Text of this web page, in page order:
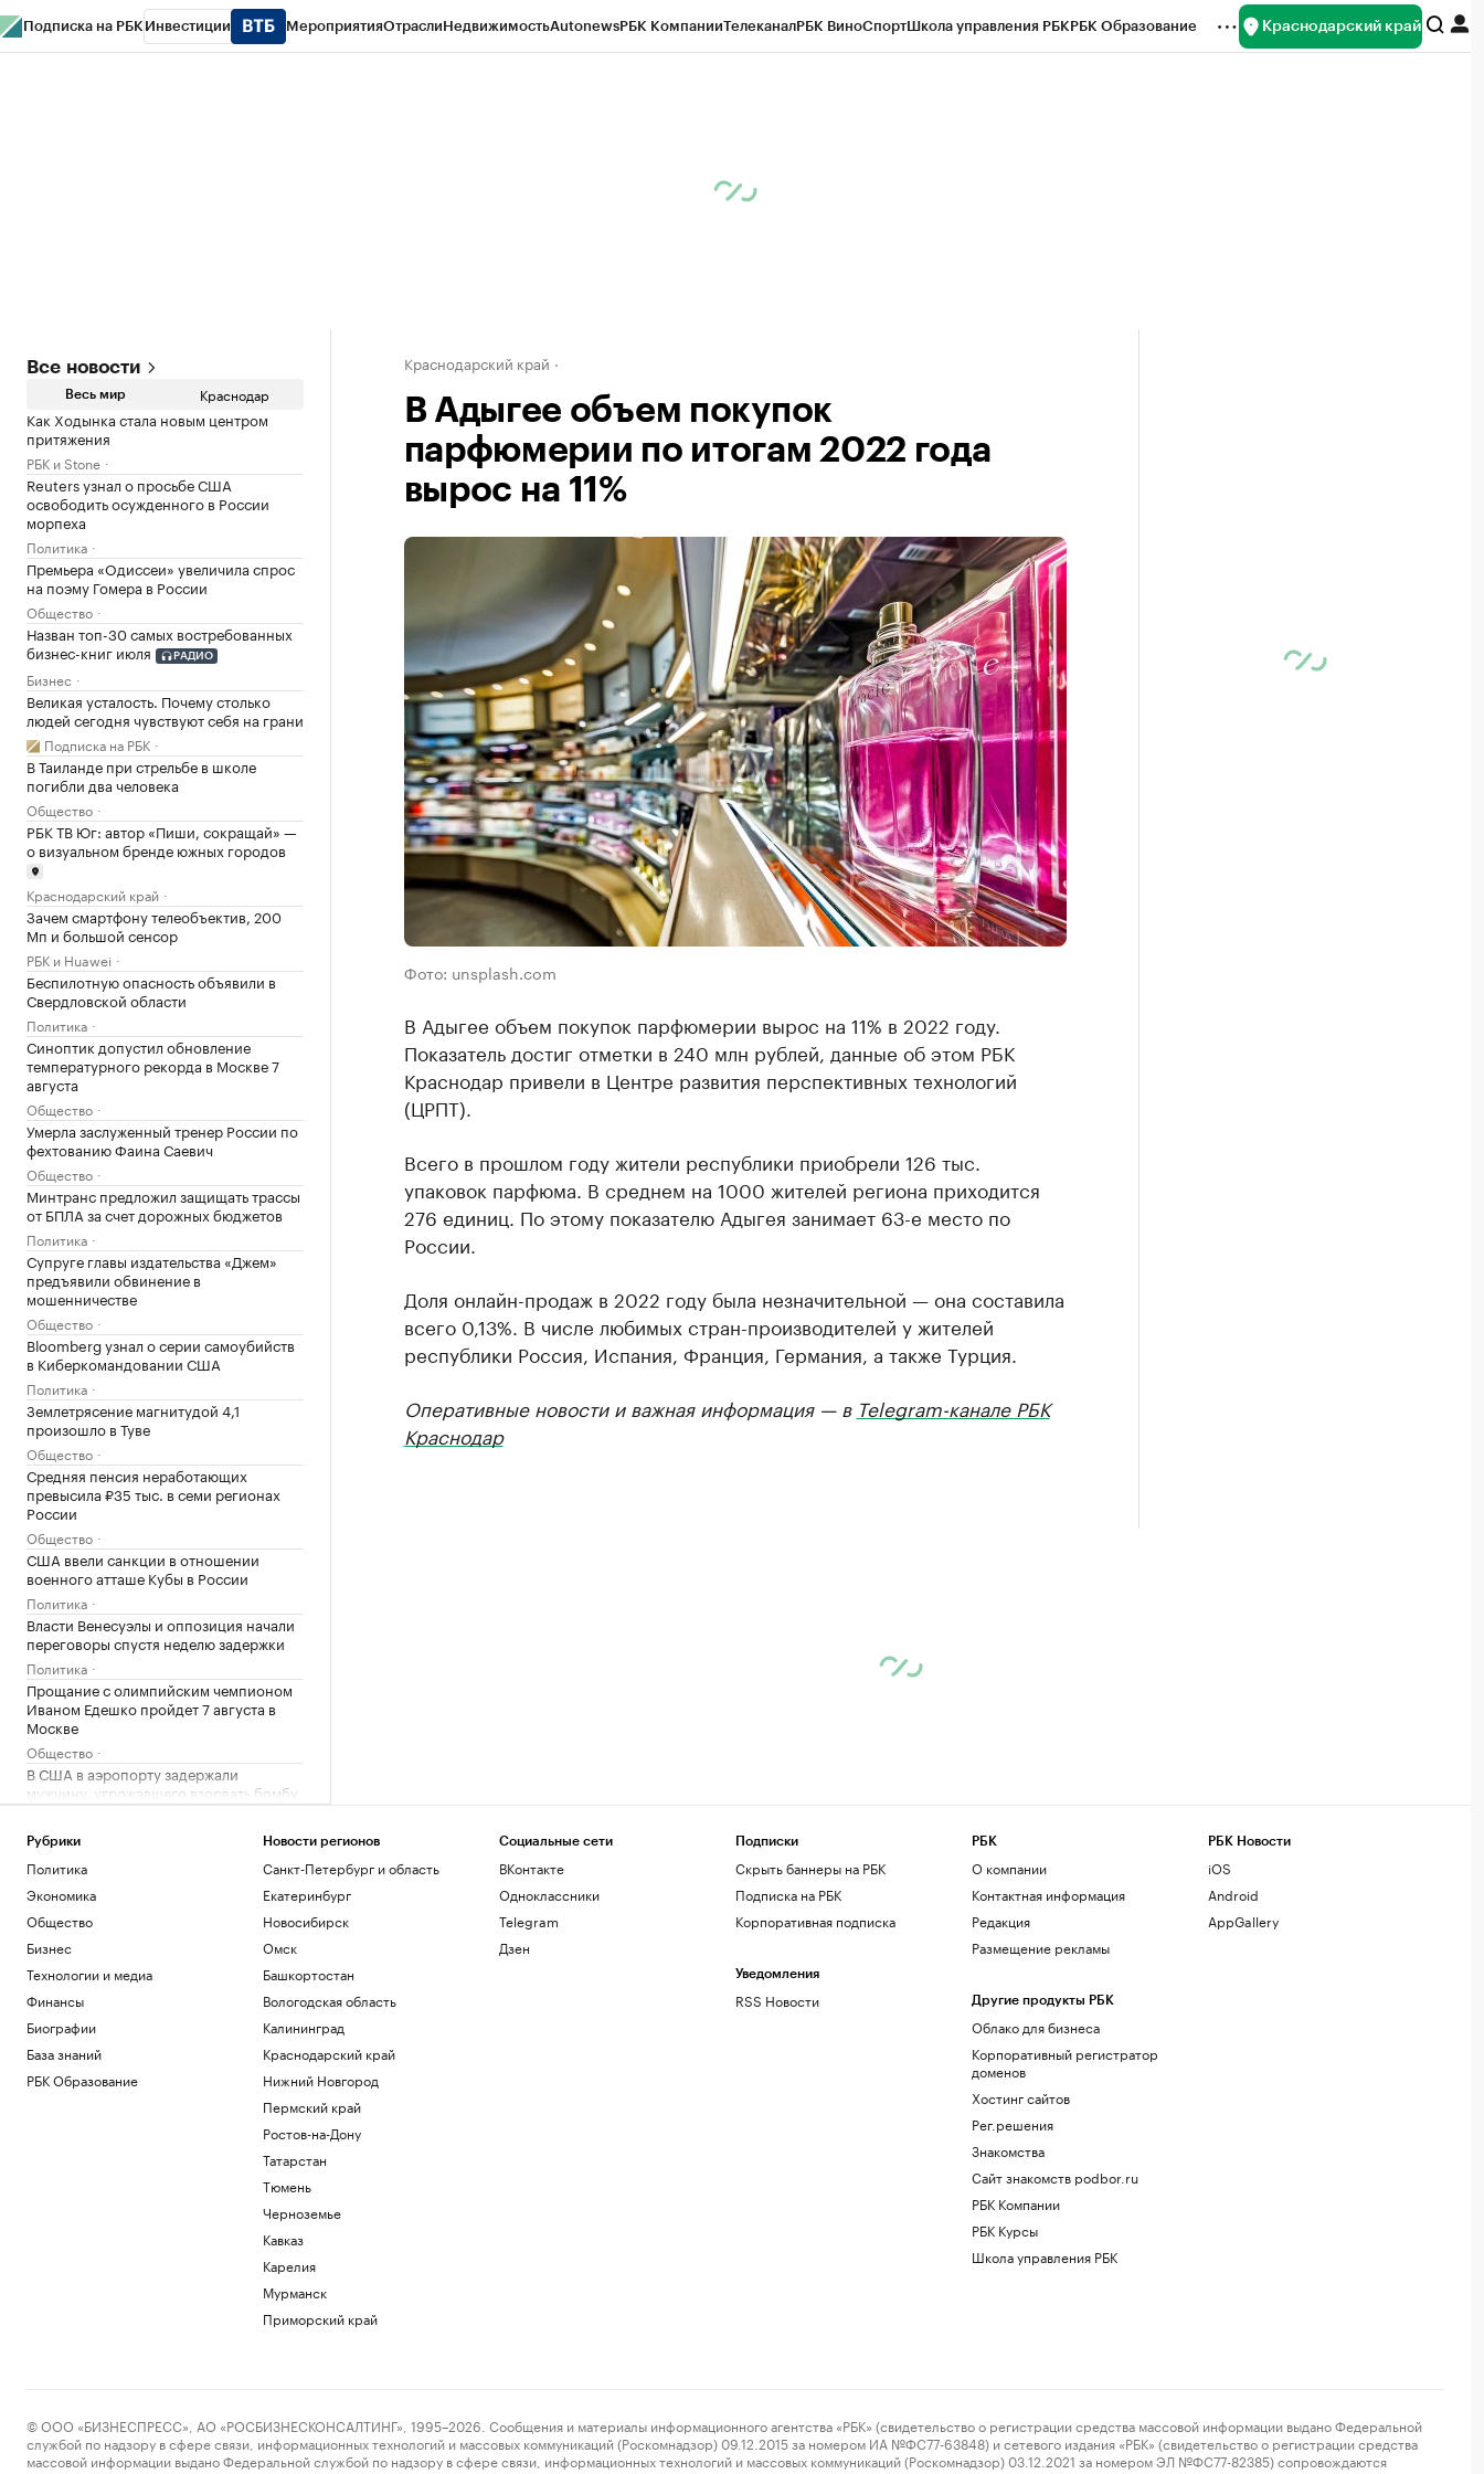
Подписка на РБК Инвестиции МероприятияОтраслиНедвижимостьAutonewsРБК КомпанииТелеканалРБК ВиноСпортШкола управления РБКРБК Образование Краснодарский край
Все новости
Весь мир Краснодар
Как Ходынка стала новым центром
притяжения
РБК и Stone
Reuters узнал о просьбе США
освободить осужденного в России
морпеха
Политика
Премьера «Одиссеи» увеличила спрос
на поэму Гомера в России
Общество
Назван топ-30 самых востребованных
бизнес-книг июля
РАДИО
Бизнес
Великая усталость. Почему столько
людей сегодня чувствуют себя на грани
Подписка на РБК
В Таиланде при стрельбе в школе
погибли два человека
Общество
РБК ТВ Юг: автор «Пиши, сокращай» —
о визуальном бренде южных городов
Краснодарский край
Зачем смартфону телеобъектив, 200
Мп и большой сенсор
РБК и Huawei
Беспилотную опасность объявили в
Свердловской области
Политика
Синоптик допустил обновление
температурного рекорда в Москве 7
августа
Общество
Умерла заслуженный тренер России по
фехтованию Фаина Саевич
Общество
Минтранс предложил защищать трассы
от БПЛА за счет дорожных бюджетов
Политика
Супруге главы издательства «Джем»
предъявили обвинение в
мошенничестве
Общество
Bloomberg узнал о серии самоубийств
в Киберкомандовании США
Политика
Землетрясение магнитудой 4,1
произошло в Туве
Общество
Средняя пенсия неработающих
превысила ₽35 тыс. в семи регионах
России
Общество
США ввели санкции в отношении
военного атташе Кубы в России
Политика
Власти Венесуэлы и оппозиция начали
переговоры спустя неделю задержки
Политика
Прощание с олимпийским чемпионом
Иваном Едешко пройдет 7 августа в
Москве
Общество
В США в аэропорту задержали
мужчину, угрожавшего взорвать бомбу
на рейсе
Общество
Краснодарский край
В Адыгее объем покупок
парфюмерии по итогам 2022 года
вырос на 11%
Фото: unsplash.com
В Адыгее объем покупок парфюмерии вырос на 11% в 2022 году.
Показатель достиг отметки в 240 млн рублей, данные об этом РБК
Краснодар привели в Центре развития перспективных технологий
(ЦРПТ).
Всего в прошлом году жители республики приобрели 126 тыс.
упаковок парфюма. В среднем на 1000 жителей региона приходится
276 единиц. По этому показателю Адыгея занимает 63-е место по
России.
Доля онлайн-продаж в 2022 году была незначительной — она составила
всего 0,13%. В числе любимых стран-производителей у жителей
республики Россия, Испания, Франция, Германия, а также Турция.
Оперативные новости и важная информация — в Telegram-канале РБК
Краснодар
Рубрики
Политика
Экономика
Общество
Бизнес
Технологии и медиа
Финансы
Биографии
База знаний
РБК Образование
Новости регионов
Санкт-Петербург и область
Екатеринбург
Новосибирск
Омск
Башкортостан
Вологодская область
Калининград
Краснодарский край
Нижний Новгород
Пермский край
Ростов-на-Дону
Татарстан
Тюмень
Черноземье
Кавказ
Карелия
Мурманск
Приморский край
Социальные сети
ВКонтакте
Одноклассники
Telegram
Дзен
Подписки
Скрыть баннеры на РБК
Подписка на РБК
Корпоративная подписка
Уведомления
RSS Новости
РБК
О компании
Контактная информация
Редакция
Размещение рекламы
Другие продукты РБК
Облако для бизнеса
Корпоративный регистратор
доменов
Хостинг сайтов
Рег.решения
Знакомства
Сайт знакомств podbor.ru
РБК Компании
РБК Курсы
Школа управления РБК
РБК Новости
iOS
Android
AppGallery
© ООО «БИЗНЕСПРЕСС», АО «РОСБИЗНЕСКОНСАЛТИНГ», 1995–2026. Сообщения и материалы информационного агентства «РБК» (свидетельство о регистрации средства массовой информации выдано Федеральной
службой по надзору в сфере связи, информационных технологий и массовых коммуникаций (Роскомнадзор) 09.12.2015 за номером ИА №ФС77-63848) и сетевого издания «РБК» (свидетельство о регистрации средства
массовой информации выдано Федеральной службой по надзору в сфере связи, информационных технологий и массовых коммуникаций (Роскомнадзор) 03.12.2021 за номером ЭЛ №ФС77-82385) сопровождаются